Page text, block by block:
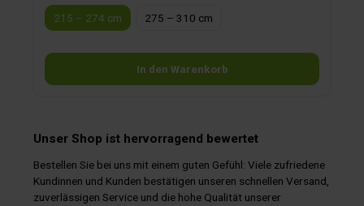
215 – 274 cm
275 – 310 cm
In den Warenkorb
Unser Shop ist hervorragend bewertet
Bestellen Sie bei uns mit einem guten Gefühl: Viele zufriedene
Kundinnen und Kunden bestätigen unseren schnellen Versand,
zuverlässigen Service und die hohe Qualität unserer